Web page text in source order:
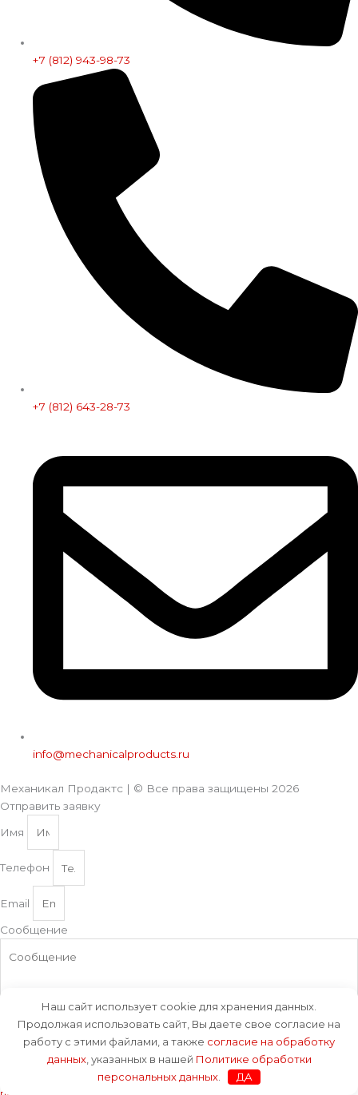
+7 (812) 943-98-73
+7 (812) 643-28-73
info@mechanicalproducts.ru
Механикал Продактс | © Все права защищены 2026
Отправить заявку
Имя
Телефон
Email
Сообщение
Соглашение
Отправляя это сообщение, Вы даете своесогласие на
обработку данных, указанных в нашей
Политике обработки
Наш сайт использует cookie для хранения данных.
Продолжая использовать сайт, Вы даете свое согласие на
работу с этими файлами, а также согласие на обработку
данных, указанных в нашей Политике обработки
персональных данных. ДА